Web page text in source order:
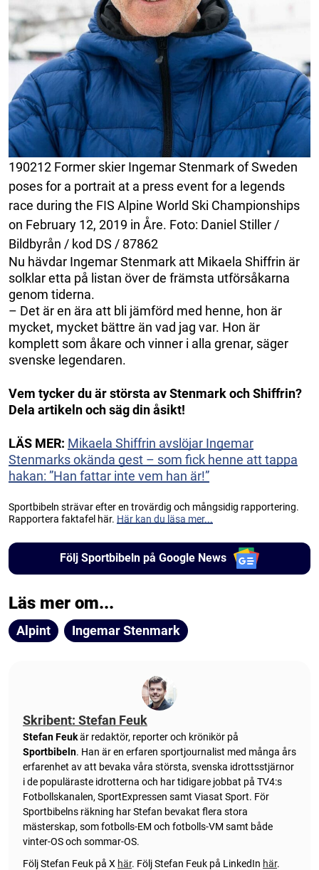
190212 Former skier Ingemar Stenmark of Sweden
poses for a portrait at a press event for a legends
race during the FIS Alpine World Ski Championships
on February 12, 2019 in Åre. Foto: Daniel Stiller /
Bildbyrån / kod DS / 87862
Nu hävdar Ingemar Stenmark att Mikaela Shiffrin är
solklar etta på listan över de främsta utförsåkarna
genom tiderna.
– Det är en ära att bli jämförd med henne, hon är
mycket, mycket bättre än vad jag var. Hon är
komplett som åkare och vinner i alla grenar, säger
svenske legendaren.
Vem tycker du är största av Stenmark och Shiffrin?
Dela artikeln och säg din åsikt!
LÄS MER: Mikaela Shiffrin avslöjar Ingemar
Stenmarks okända gest – som fick henne att tappa
hakan: ”Han fattar inte vem han är!”
Sportbibeln strävar efter en trovärdig och mångsidig rapportering.
Rapportera faktafel här. Här kan du läsa mer...
Följ Sportbibeln på Google News
Läs mer om...
Alpint Ingemar Stenmark
Skribent: Stefan Feuk
Stefan Feukär redaktör, reporter och krönikör på
Sportbibeln. Han är en erfaren sportjournalist med många års
erfarenhet av att bevaka våra största, svenska idrottsstjärnor
i de populäraste idrotterna och har tidigare jobbat på TV4:s
Fotbollskanalen, SportExpressen samt Viasat Sport. För
Sportbibelns räkning har Stefan bevakat flera stora
mästerskap, som fotbolls-EM och fotbolls-VM samt både
vinter-OS och sommar-OS.
Följ Stefan Feuk på X här. Följ Stefan Feuk på LinkedIn här.